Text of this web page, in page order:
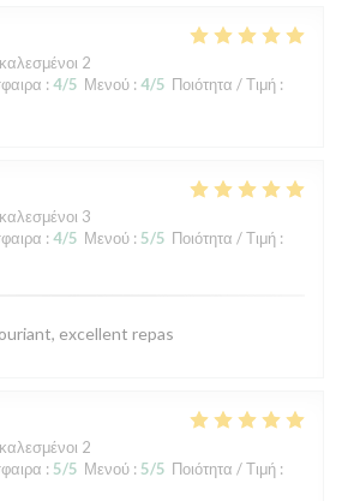
2
: 4/5 Μενού : 4/5 Ποιότητα / Τιμή :
3
: 4/5 Μενού : 5/5 Ποιότητα / Τιμή :
excellent repas
2
: 5/5 Μενού : 5/5 Ποιότητα / Τιμή :